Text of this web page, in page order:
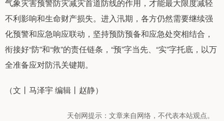
气象灾害预警防灾减灾首道防线的作用，才能最大限度减轻
不利影响和生命财产损失。进入汛期，各方仍然需要继续强
化预警和应急响应联动，坚持预防预备和应急处突相结合，
衔接好“防”和“救”的责任链条，“预”字当先、“实”字托底，以万
全准备应对防汛关键期。
（文丨马泽宇 编辑丨赵静）
天创网提示：文章来自网络，不代表本站观点。